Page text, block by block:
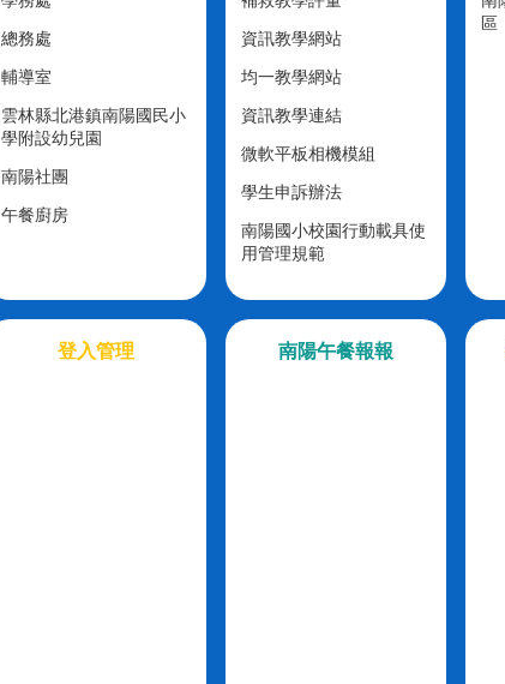
總務處
輔導室
雲林縣北港鎮南陽國民小
學附設幼兒園
南陽社團
午餐廚房
資訊教學網站
均一教學網站
資訊教學連結
微軟平板相機模組
學生申訴辦法
南陽國小校園行動載具使
用管理規範
區
登入管理 南陽午餐報報